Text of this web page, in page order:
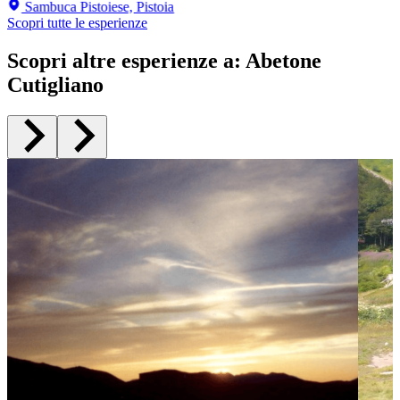
Sambuca Pistoiese, Pistoia
Scopri tutte le esperienze
Scopri altre esperienze a: Abetone
Cutigliano